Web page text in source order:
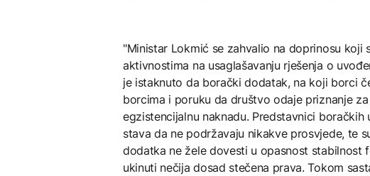
"Ministar Lokmić se zahvalio na doprinosu koji
aktivnostima na usaglašavanju rješenja o
je istaknuto da borački dodatak, na koji borci
borcima i poruku da društvo odaje priznanje
egzistencijalnu naknadu. Predstavnici
stava da ne podržavaju nikakve prosvjede, te
dodatka ne žele dovesti u opasnost stabilnost
ukinuti nečija dosad stečena prava. Tokom